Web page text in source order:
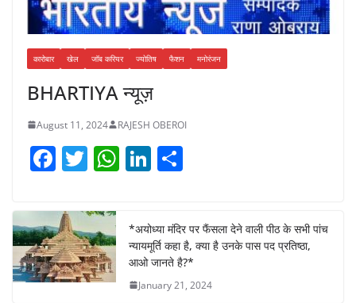
कारोबार खेल जॉब करियर ज्योतिष फैशन मनोरंजन
BHARTIYA न्यूज़
August 11, 2024 RAJESH OBEROI
F
a
c
e
b
o
T
w
itt
er
W
h
s
A
p
Li
n
e
dI
n
e
*अयोध्या मंदिर पर फैंसला देने वाली पीठ के सभी पांच
न्यायमूर्ति कहा है, क्या है उनके पास पद प्रतिष्ठा,
आओ जानते है?*
January 21, 2024